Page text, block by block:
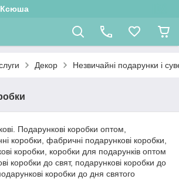
Ксюша
Декор Незвичайні подарунки і
Подарункові коробки оптом,
коробки, фабричні подарункові коробки,
коробки, коробки для подарунків оптом
коробки до свят, подарункові коробки до
коробки до дня святого